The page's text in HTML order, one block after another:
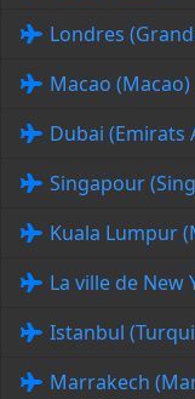
Londres
Macao (Macao)
Dubai (Emirats
Singapour
Kuala Lumpur
La ville de New
Istanbul
Marrakech